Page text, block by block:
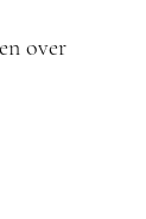
over